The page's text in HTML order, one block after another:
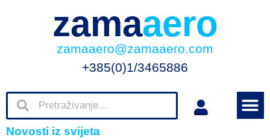
zamaaero
zamaaero@zamaaero.com
+385(0)1/3465886
Novosti iz svijeta